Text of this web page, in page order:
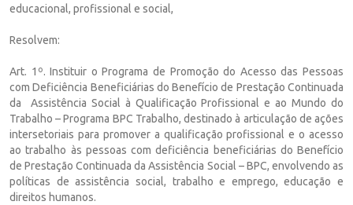
educacional, profissional e social,
Resolvem:
Art. 1º. Instituir o Programa de Promoção do Acesso das Pessoas
com Deficiência Beneficiárias do Benefício de Prestação Continuada
da Assistência Social à Qualificação Profissional e ao Mundo do
Trabalho – Programa BPC Trabalho, destinado à articulação de ações
intersetoriais para promover a qualificação profissional e o acesso
ao trabalho às pessoas com deficiência beneficiárias do Benefício
de Prestação Continuada da Assistência Social – BPC, envolvendo as
políticas de assistência social, trabalho e emprego, educação e
direitos humanos.